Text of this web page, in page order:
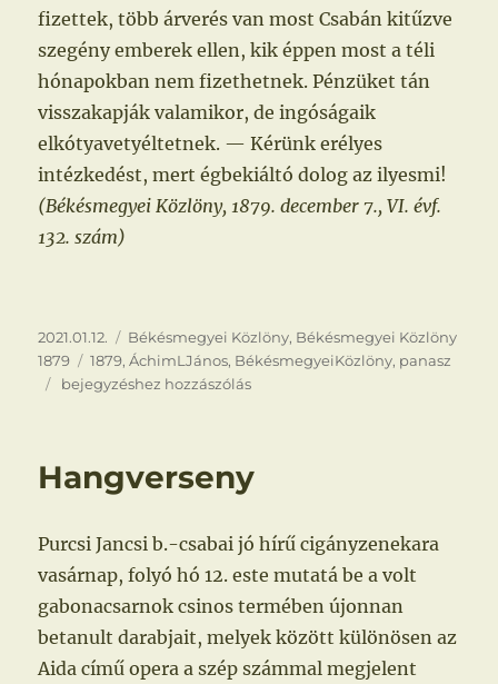
fizettek, több árverés van most Csabán kitűzve
szegény emberek ellen, kik éppen most a téli
hónapokban nem fizethetnek. Pénzüket tán
visszakapják valamikor, de ingóságaik
elkótyavetyéltetnek. — Kérünk erélyes
intézkedést, mert égbekiáltó dolog az ilyesmi!
(Békésmegyei Közlöny, 1879. december 7., VI. évf.
132. szám)
Közzétéve
2021.01.12. Kategória
Békésmegyei Közlöny, Békésmegyei Közlöny
1879
Címke
1879,ÁchimLJános, BékésmegyeiKözlöny, panasz
Égbekiáltó
bejegyzéshez hozzászólás
Hangverseny
Purcsi Jancsi b.-csabai jó hírű cigányzenekara
vasárnap, folyó hó 12. este mutatá be a volt
gabonacsarnok csinos termében újonnan
betanult darabjait, melyek között különösen az
Aida című opera a szép számmal megjelent